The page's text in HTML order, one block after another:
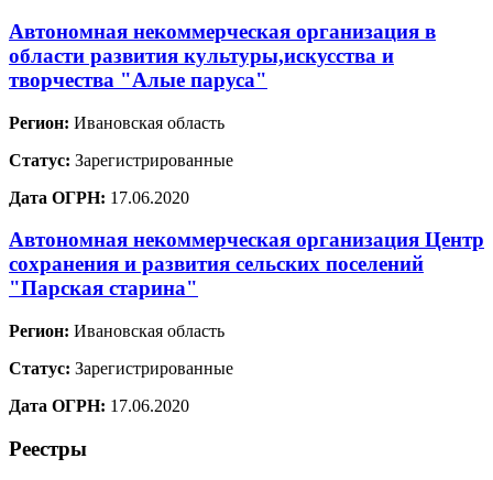
Автономная некоммерческая организация в
области развития культуры,искусства и
творчества "Алые паруса"
Регион: Ивановская область
Статус: Зарегистрированные
Дата ОГРН: 17.06.2020
Автономная некоммерческая организация Центр
сохранения и развития сельских поселений
"Парская старина"
Регион: Ивановская область
Статус: Зарегистрированные
Дата ОГРН: 17.06.2020
Реестры